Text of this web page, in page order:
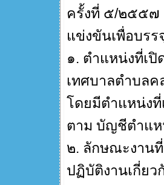
ครั้งที่ ๕/๒๕๕๗
แข่งขันเพื่อบร
๑. ตำแหน่งที่เปิ
เทศบาลตำบล
โดยมีตำแหน่งที่
ตาม บัญชีตำแห
๒. ลักษณะงาน
ปฏิบัติงานเกี่ยว